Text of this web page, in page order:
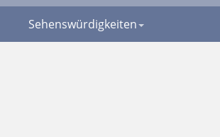
Sehenswürdigkeiten